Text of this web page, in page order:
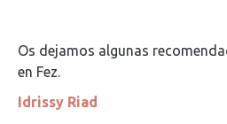
Os dejamos algunas
en Fez.
Idrissy Riad